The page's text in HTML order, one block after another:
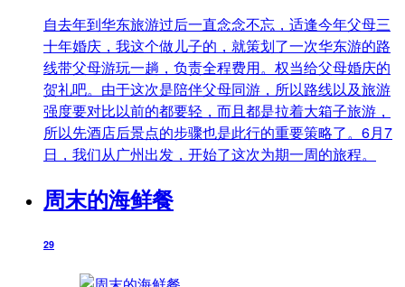
自去年到华东旅游过后一直念念不忘，适逢今年父母三
十年婚庆，我这个做儿子的，就策划了一次华东游的路
线带父母游玩一趟，负责全程费用。权当给父母婚庆的
贺礼吧。由于这次是陪伴父母同游，所以路线以及旅游
强度要对比以前的都要轻，而且都是拉着大箱子旅游，
所以先酒店后景点的步骤也是此行的重要策略了。6月7
日，我们从广州出发，开始了这次为期一周的旅程。
周末的海鲜餐
29